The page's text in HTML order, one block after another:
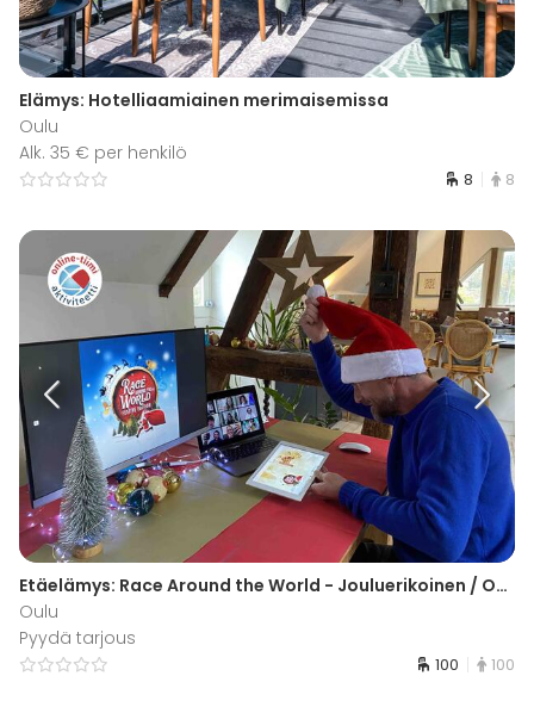
Elämys: Hotelliaamiainen merimaisemissa
Oulu
Alk. 35 € per henkilö
8 8
Etäelämys: Race Around the World - Jouluerikoinen / Oulu
Oulu
Pyydä tarjous
100 100